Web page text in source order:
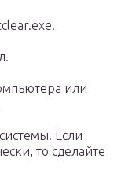
или
Если
то сделайте